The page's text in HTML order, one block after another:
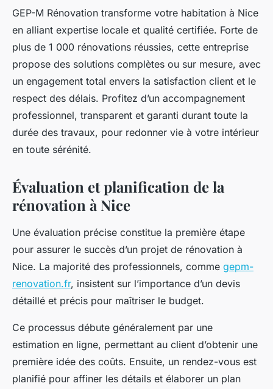
Rénovez votre chez-vous à
nice avec gep-m rénovation
Robin•1 septembre 2025 •5 min de lecture
GEP-M Rénovation transforme votre habitation à Nice
en alliant expertise locale et qualité certifiée. Forte de
plus de 1 000 rénovations réussies, cette entreprise
propose des solutions complètes ou sur mesure, avec
un engagement total envers la satisfaction client et le
respect des délais. Profitez d’un accompagnement
professionnel, transparent et garanti durant toute la
durée des travaux, pour redonner vie à votre intérieur
en toute sérénité.
Évaluation et planification de la
rénovation à Nice
Une évaluation précise constitue la première étape
pour assurer le succès d’un projet de rénovation à
Nice. La majorité des professionnels, comme gepm-
renovation.fr, insistent sur l’importance d’un devis
détaillé et précis pour maîtriser le budget.
Ce processus débute généralement par une
estimation en ligne, permettant au client d’obtenir une
première idée des coûts. Ensuite, un rendez-vous est
planifié pour affiner les détails et élaborer un plan